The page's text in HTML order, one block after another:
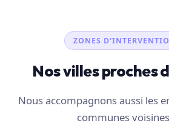
ZONES
Nos villes proches
Nous accompagnons aussi les
communes